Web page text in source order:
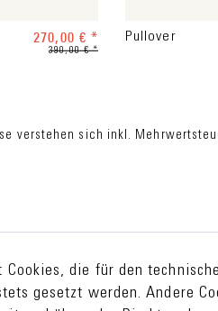
270,00 € *
390,00 € *
Pullover
verstehen sich inkl.
Cookies, die für den
gesetzt werden. Andere